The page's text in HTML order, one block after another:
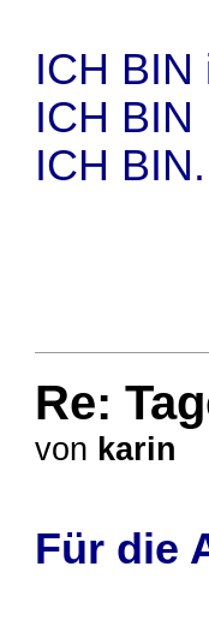
ICH BIN
ICH BIN
ICH BIN.
Re:
von karin
Für die